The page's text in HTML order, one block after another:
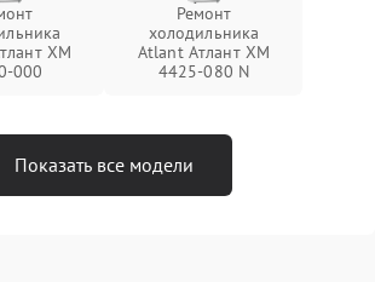
ХМ
000
Ремонт
холодильника
Atlant Атлант ХМ
4425-080 N
Показать все модели